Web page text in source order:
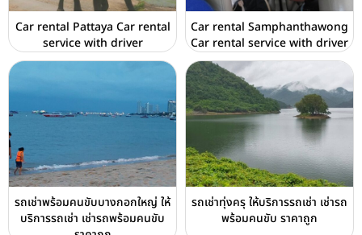
Car rental Pattaya Car rental
service with driver
Car rental Samphanthawong
Car rental service with driver
รถเช่าพร้อมคนขับบางกอกใหญ่ ให้
บริการรถเช่า เช่ารถพร้อมคนขับ
รถเช่าทุ่งครุ ให้บริการรถเช่า เช่ารถ
พร้อมคนขับ ราคาถูก